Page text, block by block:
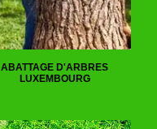
ABATTAGE D'ARBRES
LUXEMBOURG